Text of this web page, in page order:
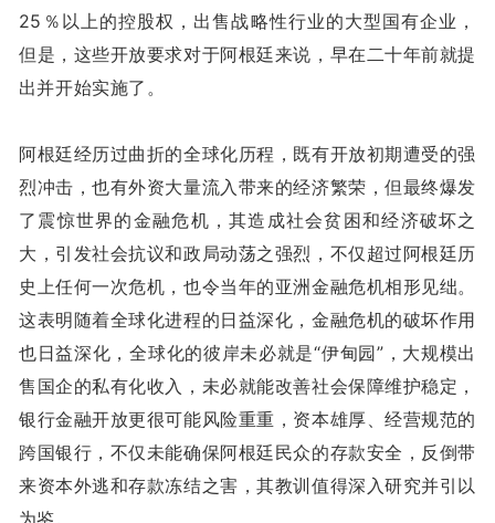
25％以上的控股权，出售战略性行业的大型国有企业，
但是，这些开放要求对于阿根廷来说，早在二十年前就提
出并开始实施了。
阿根廷经历过曲折的全球化历程，既有开放初期遭受的强
烈冲击，也有外资大量流入带来的经济繁荣，但最终爆发
了震惊世界的金融危机，其造成社会贫困和经济破坏之
大，引发社会抗议和政局动荡之强烈，不仅超过阿根廷历
史上任何一次危机，也令当年的亚洲金融危机相形见绌。
这表明随着全球化进程的日益深化，金融危机的破坏作用
也日益深化，全球化的彼岸未必就是“伊甸园”，大规模出
售国企的私有化收入，未必就能改善社会保障维护稳定，
银行金融开放更很可能风险重重，资本雄厚、经营规范的
跨国银行，不仅未能确保阿根廷民众的存款安全，反倒带
来资本外逃和存款冻结之害，其教训值得深入研究并引以